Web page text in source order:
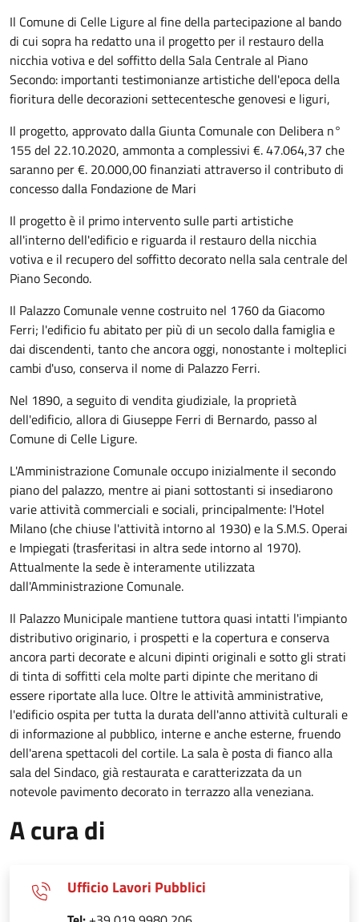
Il Comune di Celle Ligure al fine della partecipazione al bando
di cui sopra ha redatto una il progetto per il restauro della
nicchia votiva e del soffitto della Sala Centrale al Piano
Secondo: importanti testimonianze artistiche dell'epoca della
fioritura delle decorazioni settecentesche genovesi e liguri,
Il progetto, approvato dalla Giunta Comunale con Delibera n°
155 del 22.10.2020, ammonta a complessivi €. 47.064,37 che
saranno per €. 20.000,00 finanziati attraverso il contributo di
concesso dalla Fondazione de Mari
Il progetto è il primo intervento sulle parti artistiche
all'interno dell'edificio e riguarda il restauro della nicchia
votiva e il recupero del soffitto decorato nella sala centrale del
Piano Secondo.
Il Palazzo Comunale venne costruito nel 1760 da Giacomo
Ferri; l'edificio fu abitato per più di un secolo dalla famiglia e
dai discendenti, tanto che ancora oggi, nonostante i molteplici
cambi d'uso, conserva il nome di Palazzo Ferri.
Nel 1890, a seguito di vendita giudiziale, la proprietà
dell'edificio, allora di Giuseppe Ferri di Bernardo, passo al
Comune di Celle Ligure.
L'Amministrazione Comunale occupo inizialmente il secondo
piano del palazzo, mentre ai piani sottostanti si insediarono
varie attività commerciali e sociali, principalmente: l'Hotel
Milano (che chiuse l'attività intorno al 1930) e la S.M.S. Operai
e Impiegati (trasferitasi in altra sede intorno al 1970).
Attualmente la sede è interamente utilizzata
dall'Amministrazione Comunale.
Il Palazzo Municipale mantiene tuttora quasi intatti l'impianto
distributivo originario, i prospetti e la copertura e conserva
ancora parti decorate e alcuni dipinti originali e sotto gli strati
di tinta di soffitti cela molte parti dipinte che meritano di
essere riportate alla luce. Oltre le attività amministrative,
l'edificio ospita per tutta la durata dell'anno attività culturali e
di informazione al pubblico, interne e anche esterne, fruendo
dell'arena spettacoli del cortile. La sala è posta di fianco alla
sala del Sindaco, già restaurata e caratterizzata da un
notevole pavimento decorato in terrazzo alla veneziana.
A cura di
Ufficio Lavori Pubblici